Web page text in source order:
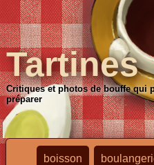
Tartines
Critiques et photos de bouffe qui
préparer
boisson